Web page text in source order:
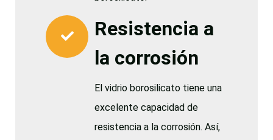
Resistencia a
la corrosión
El vidrio borosilicato tiene una
excelente capacidad de
resistencia a la corrosión. Así,